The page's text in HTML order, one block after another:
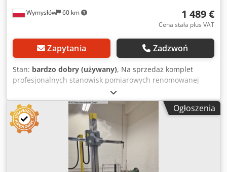
Wymysłów 60 km 1 489 €
Cena stała plus VAT
Zapytania Zadzwoń
Stan: bardzo dobry (używany), Na sprzedaż komplet
profesjonalnych stanowisk pomiarowych renomowanej
niemieckiej marki ULTRA Germany, modele: • ART. 27484-
032 – POS. 12 • ART. 27484-033 – POS. 10 • ART. 27484-030
– POS. 8 Urządzenia przeznaczone są do precyzyjnego
ustawiania, kontroli oraz kalibracji elementów
mechanicznych i pomiarowych w procesach produkcyjnych
i kontrolnych. Idealne rozwiązanie do laboratoriów
pomiarowych, działów jakości, centrów badawczych czy
warsztatów narzędziowych wymagających wysokiej
Ogłoszenia